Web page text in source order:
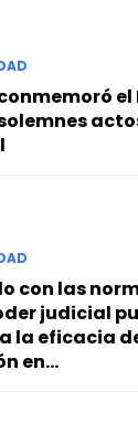
el
con las
judicial
la eficacia
en...